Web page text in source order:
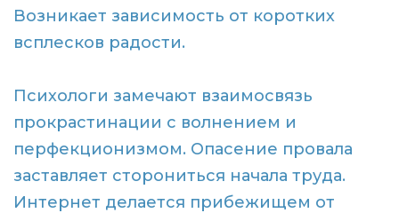
Возникает зависимость от коротких
всплесков радости.
Психологи замечают взаимосвязь
прокрастинации с волнением и
перфекционизмом. Опасение провала
заставляет сторониться начала труда.
Интернет делается прибежищем от